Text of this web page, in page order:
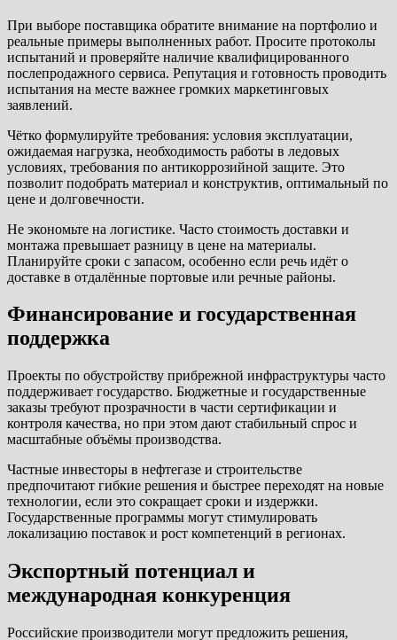
При выборе поставщика обратите внимание на портфолио и
реальные примеры выполненных работ. Просите протоколы
испытаний и проверяйте наличие квалифицированного
послепродажного сервиса. Репутация и готовность проводить
испытания на месте важнее громких маркетинговых
заявлений.
Чётко формулируйте требования: условия эксплуатации,
ожидаемая нагрузка, необходимость работы в ледовых
условиях, требования по антикоррозийной защите. Это
позволит подобрать материал и конструктив, оптимальный по
цене и долговечности.
Не экономьте на логистике. Часто стоимость доставки и
монтажа превышает разницу в цене на материалы.
Планируйте сроки с запасом, особенно если речь идёт о
доставке в отдалённые портовые или речные районы.
Финансирование и государственная
поддержка
Проекты по обустройству прибрежной инфраструктуры часто
поддерживает государство. Бюджетные и государственные
заказы требуют прозрачности в части сертификации и
контроля качества, но при этом дают стабильный спрос и
масштабные объёмы производства.
Частные инвесторы в нефтегазе и строительстве
предпочитают гибкие решения и быстрее переходят на новые
технологии, если это сокращает сроки и издержки.
Государственные программы могут стимулировать
локализацию поставок и рост компетенций в регионах.
Экспортный потенциал и
международная конкуренция
Российские производители могут предложить решения,